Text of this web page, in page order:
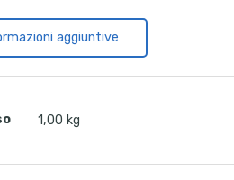
aggiuntive
1,00 kg